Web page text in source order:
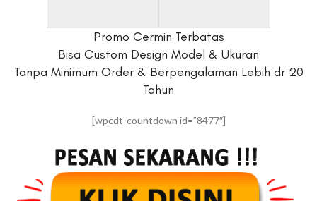
Promo Cermin Terbatas
Bisa Custom Design Model & Ukuran
Tanpa Minimum Order & Berpengalaman Lebih dr 20
Tahun
[wpcdt-countdown id=”8477″]